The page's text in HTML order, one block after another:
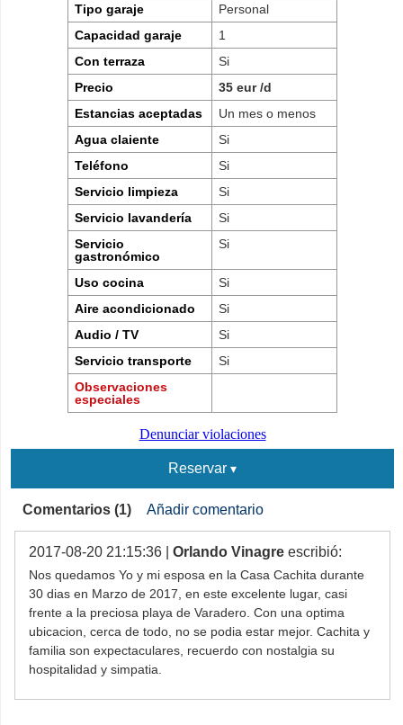
Tipo garaje
Personal
Capacidad garaje
1
Con terraza
Si
Precio
35 eur /d
Estancias aceptadas
Un mes o menos
Agua claiente
Si
Teléfono
Si
Servicio limpieza
Si
Servicio lavandería
Si
Servicio
gastronómico
Si
Uso cocina
Si
Aire acondicionado
Si
Audio / TV
Si
Servicio transporte
Si
Observaciones
especiales
Denunciar violaciones
Reservar
Comentarios (1) Añadir comentario
2017-08-20 21:15:36 | Orlando Vinagreescribió:
Nos quedamos Yo y mi esposa en la Casa Cachita durante
30 dias en Marzo de 2017, en este excelente lugar, casi
frente a la preciosa playa de Varadero. Con una optima
ubicacion, cerca de todo, no se podia estar mejor. Cachita y
familia son expectaculares, recuerdo con nostalgia su
hospitalidad y simpatia.